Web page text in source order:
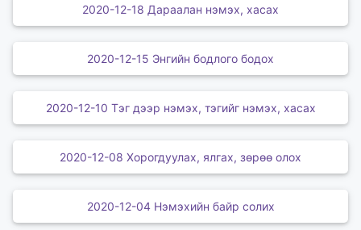
2020-12-18 Дараалан нэмэх, хасах
2020-12-15 Энгийн бодлого бодох
2020-12-10 Тэг дээр нэмэх, тэгийг нэмэх, хасах
2020-12-08 Хорогдуулах, ялгах, зөрөө олох
2020-12-04 Нэмэхийн байр солих